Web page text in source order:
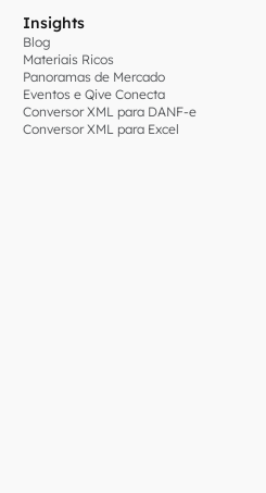
Insights
Blog
Materiais Ricos
Panoramas de Mercado
Eventos e Qive Conecta
Conversor XML para DANF-e
Conversor XML para Excel